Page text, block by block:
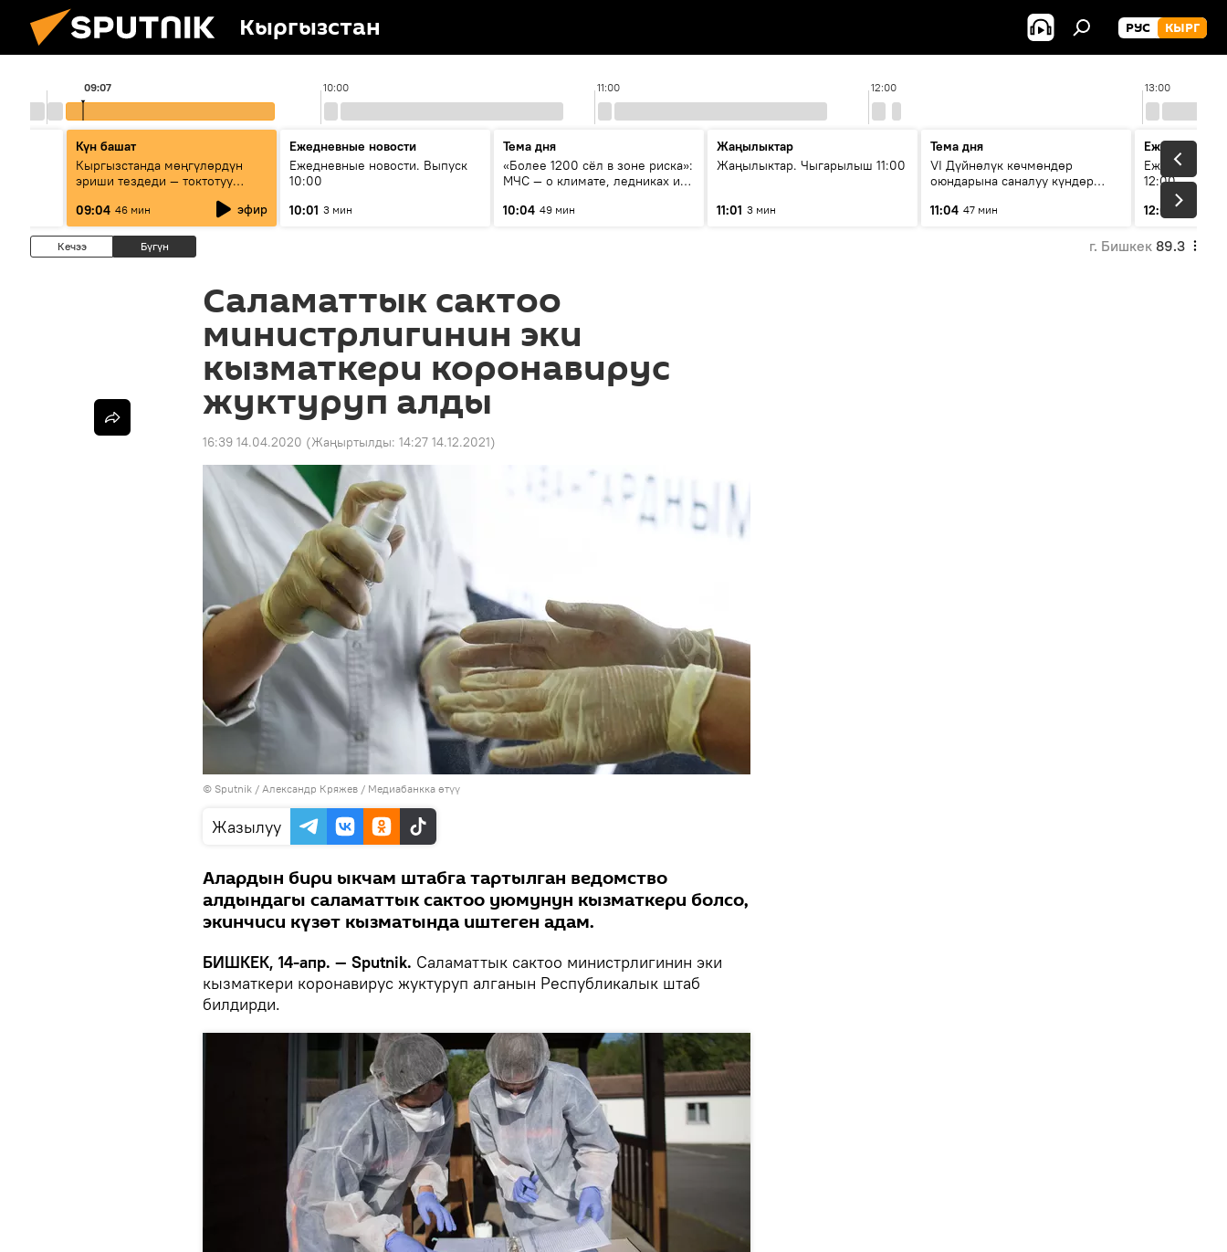
Кыргызстан РУС КЫРГ
10:00 11:00 12:00 13:00
09:07
Күн башат
Кыргызстанда мөңгүлөрдүн
эриши тездеди — токтотуу
09:04 46 мин эфир
Ежедневные новости
Ежедневные новости. Выпуск
10:00
10:01 3 мин
Тема дня
«Более 1200 сёл в зоне риска»:
МЧС — о климате, ледниках и
населения
10:04 49 мин
Жаңылыктар
Жаңылыктар. Чыгарылыш 11:00
11:01 3 мин
Тема дня
VI Дүйнөлүк көчмөндөр
оюндарына саналуу күндөр
этапка жетти?
11:04 47 мин
Ежедневные
Ежедневные
12:00
12:01
3 мин
Кечээ Бүгүн г. Бишкек 89.3
Саламаттык сактоо
министрлигинин эки
кызматкери коронавирус
жуктуруп алды
16:39 14.04.2020 (Жаңыртылды: 14:27 14.12.2021)
© Sputnik / Александр Кряжев / Медиабанкка өтүү
Жазылуу
Алардын бири ыкчам штабга тартылган ведомство
алдындагы саламаттык сактоо уюмунун кызматкери болсо,
экинчиси күзөт кызматында иштеген адам.
БИШКЕК, 14-апр. — Sputnik. Саламаттык сактоо министрлигинин эки
кызматкери коронавирус жуктуруп алганын Республикалык штаб
билдирди.